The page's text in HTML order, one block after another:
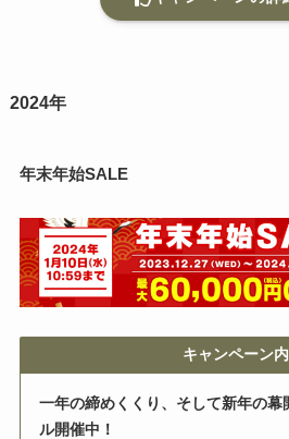
2024年
年末年始SALE
キャンペーン
一年の締めくくり、そして新年の幕
ル開催中！